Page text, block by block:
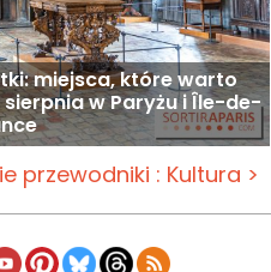
miejsca, które warto
w Paryżu i Île-de-
przewodniki : Kultura >